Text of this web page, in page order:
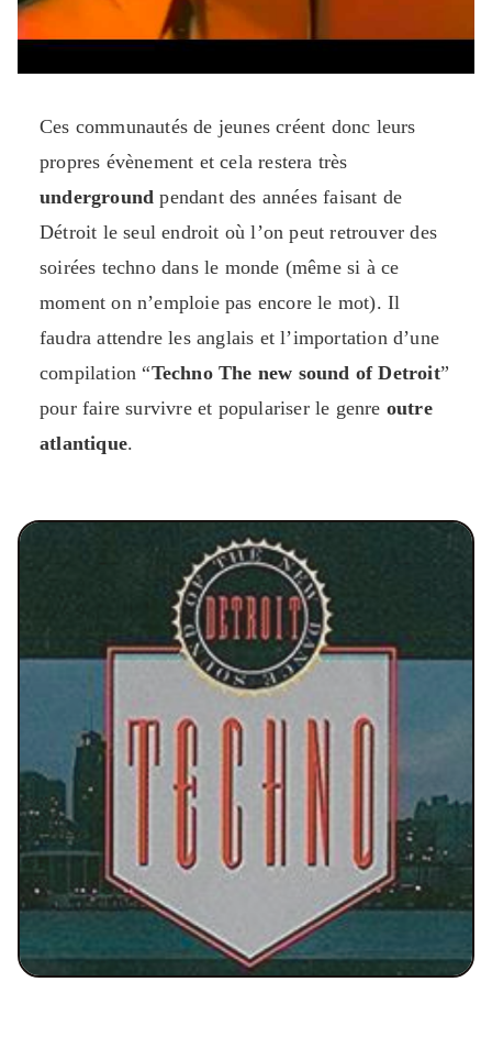
Ces communautés de jeunes créent donc leurs
propres évènement et cela restera très
underground pendant des années faisant de
Détroit le seul endroit où l’on peut retrouver des
soirées techno dans le monde (même si à ce
moment on n’emploie pas encore le mot). Il
faudra attendre les anglais et l’importation d’une
compilation “Techno The new sound of Detroit”
pour faire survivre et populariser le genre outre
atlantique.